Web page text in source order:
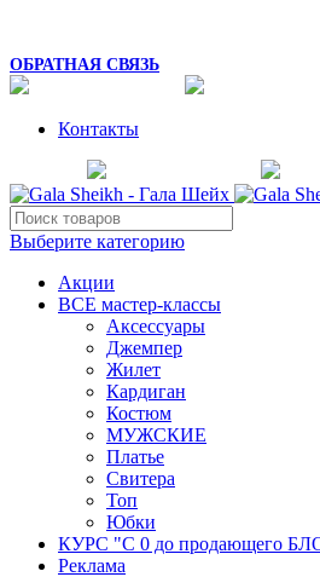
ОБРАТНАЯ СВЯЗЬ
Контакты
Выберите категорию
Акции
ВСЕ мастер-классы
Аксессуары
Джемпер
Жилет
Кардиган
Костюм
МУЖСКИЕ
Платье
Свитера
Топ
Юбки
КУРС "С 0 до продающего
Реклама